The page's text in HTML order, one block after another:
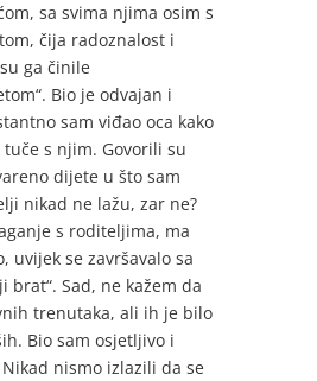
sa svima njima osim s
čija radoznalost i
ga činile
Bio je odvajan i
sam viđao oca kako
tuče s njim. Govorili su
dijete u što sam
nikad ne lažu, zar ne?
s roditeljima, ma
uvijek se završavalo sa
brat“. Sad, ne kažem da
trenutaka, ali ih je bilo
Bio sam osjetljivo i
nismo izlazili da se